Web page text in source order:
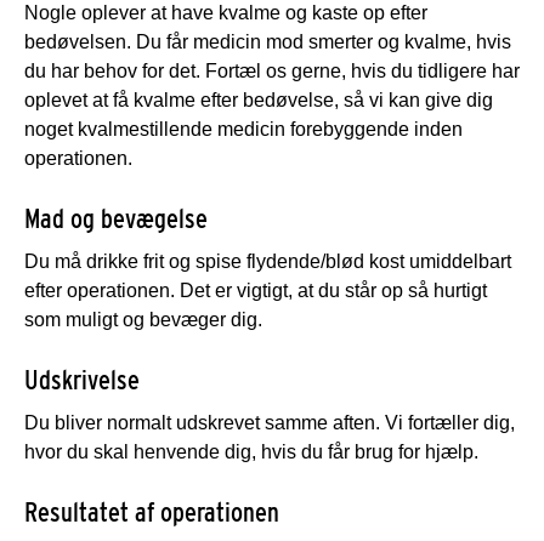
Nogle oplever at have kvalme og kaste op efter
bedøvelsen. Du får medicin mod smerter og kvalme, hvis
du har behov for det. Fortæl os gerne, hvis du tidligere har
oplevet at få kvalme efter bedøvelse, så vi kan give dig
noget kvalmestillende medicin forebyggende inden
operationen.
Mad og bevægelse
Du må drikke frit og spise flydende/blød kost umiddelbart
efter operationen. Det er vigtigt, at du står op så hurtigt
som muligt og bevæger dig.
Udskrivelse
Du bliver normalt udskrevet samme aften. Vi fortæller dig,
hvor du skal henvende dig, hvis du får brug for hjælp.
Resultatet af operationen